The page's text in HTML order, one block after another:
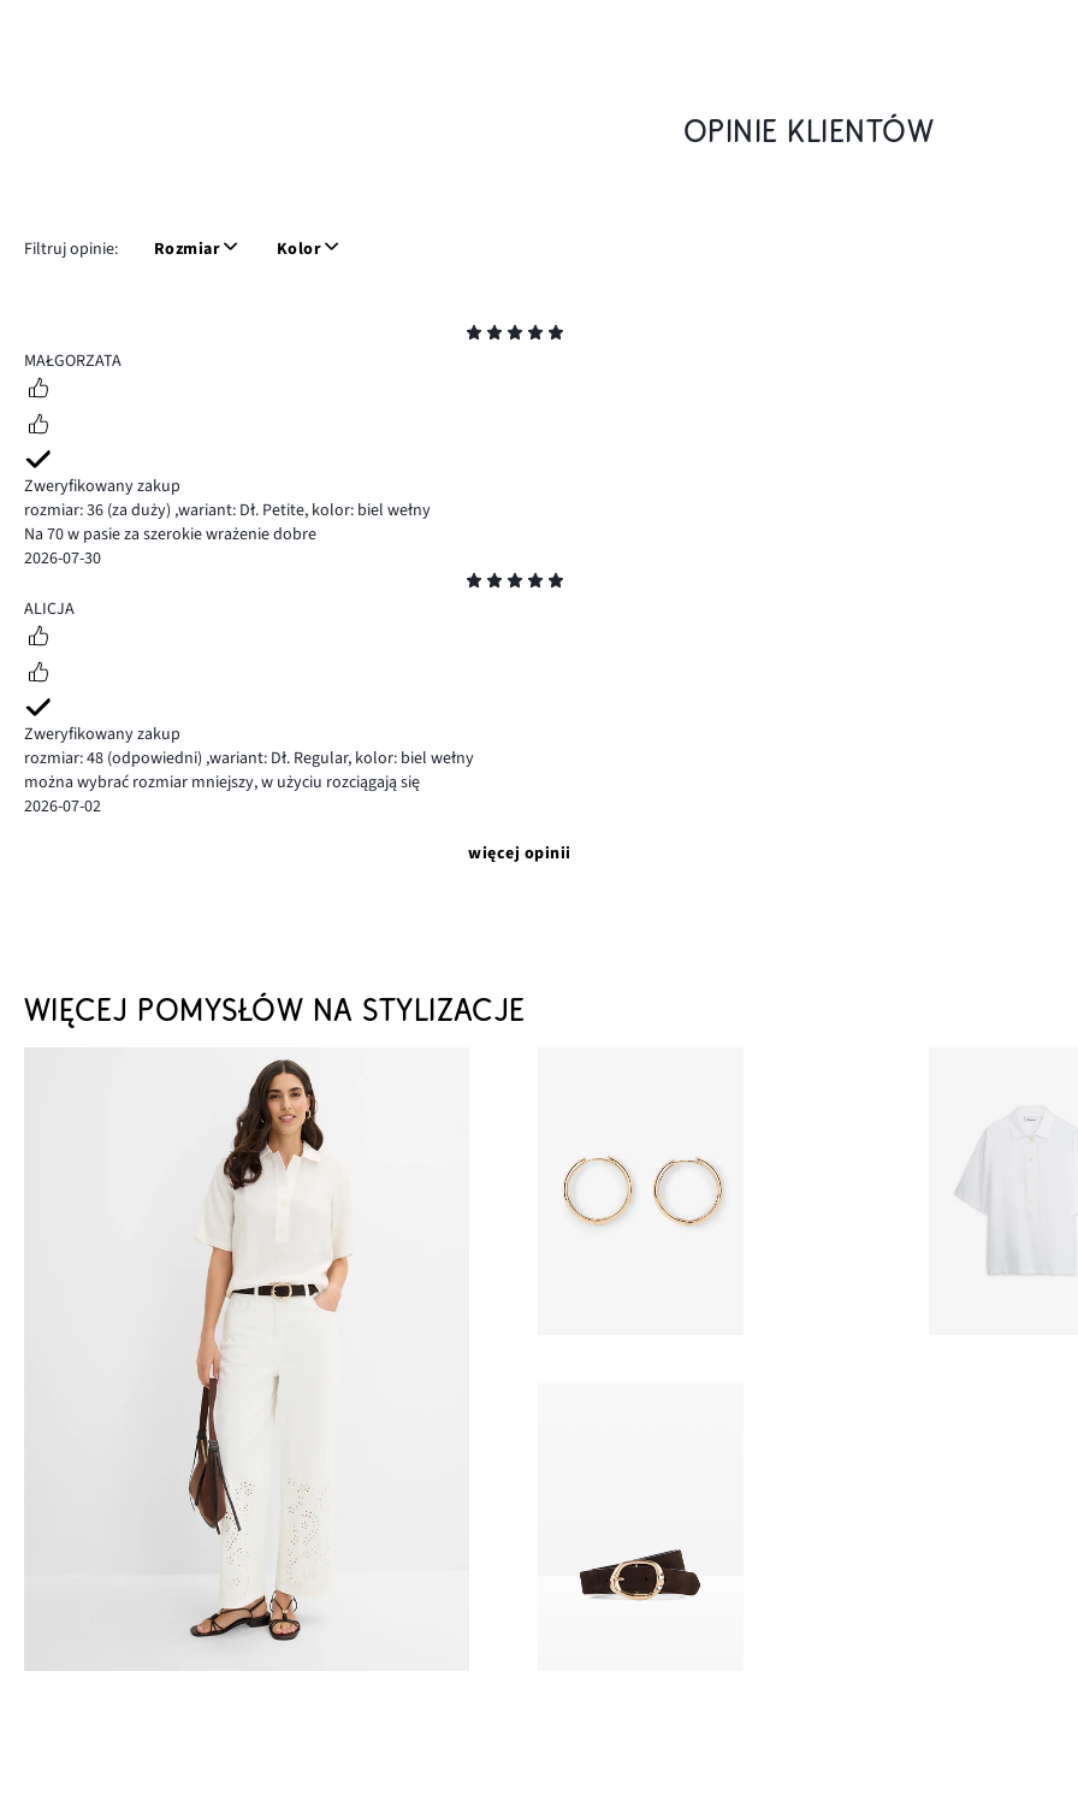
OPINIE KLIENTÓW
Filtruj opinie: Rozmiar Kolor
5
MAŁGORZATA
Zweryfikowany zakup
rozmiar: 36 (za duży) ,wariant: Dł. Petite, kolor: biel wełny
Na 70 w pasie za szerokie wrażenie dobre
2026-07-30
5
ALICJA
Zweryfikowany zakup
rozmiar: 48 (odpowiedni) ,wariant: Dł. Regular, kolor: biel wełny
można wybrać rozmiar mniejszy, w użyciu rozciągają się
2026-07-02
więcej opinii
WIĘCEJ POMYSŁÓW NA STYLIZACJE